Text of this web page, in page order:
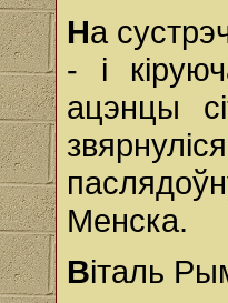
На
- і
ацэнцы
Менска.
Віталь